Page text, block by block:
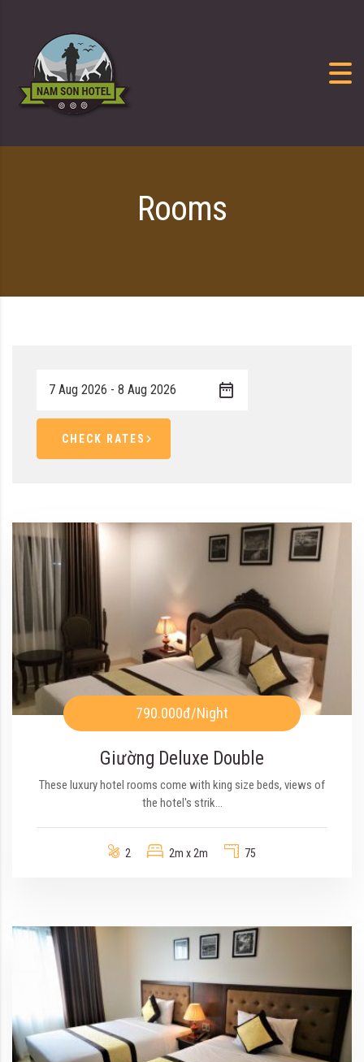
Rooms
CHECK RATES
790.000đ/Night
Giường Deluxe Double
These luxury hotel rooms come with king size beds, views of
the hotel's strik...
2 2m x 2m 75